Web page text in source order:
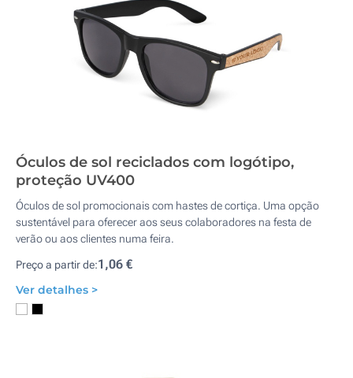
Óculos de sol reciclados com logótipo,
proteção UV400
Óculos de sol promocionais com hastes de cortiça. Uma opção
sustentável para oferecer aos seus colaboradores na festa de
verão ou aos clientes numa feira.
Preço a partir de:1,06 €
Ver detalhes >